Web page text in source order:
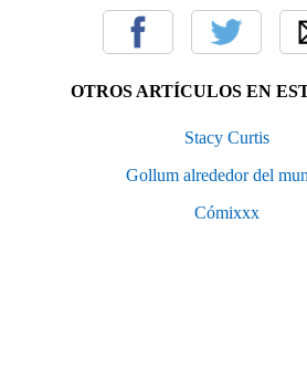
OTROS ARTÍCULOS EN
Stacy Curtis
Gollum alrededor del
Cómixxx